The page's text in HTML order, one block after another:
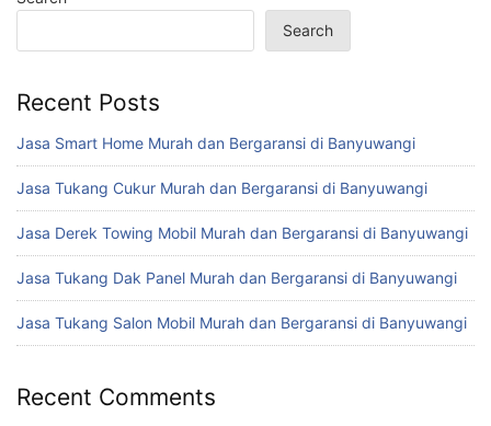
Search
Recent Posts
Jasa Smart Home Murah dan Bergaransi di Banyuwangi
Jasa Tukang Cukur Murah dan Bergaransi di Banyuwangi
Jasa Derek Towing Mobil Murah dan Bergaransi di Banyuwangi
Jasa Tukang Dak Panel Murah dan Bergaransi di Banyuwangi
Jasa Tukang Salon Mobil Murah dan Bergaransi di Banyuwangi
Recent Comments